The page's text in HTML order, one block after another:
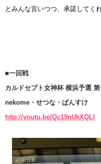
とみんな言いつつ、承諾してく
■一回戦
カルドセプト女神杯 横浜予選
nekome・せつな・ぱんすけ
http://youtu.be/Qc19nUkXQLI